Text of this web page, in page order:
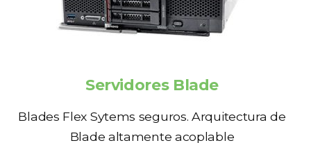
Servidores Blade
Blades Flex Sytems seguros. Arquitectura de
Blade altamente acoplable